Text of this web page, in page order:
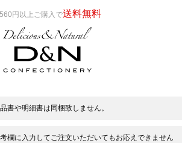
円以上ご購入で送料無料
書や明細書は同梱致しません。
欄に入力してご注文いただいてもお応えできません